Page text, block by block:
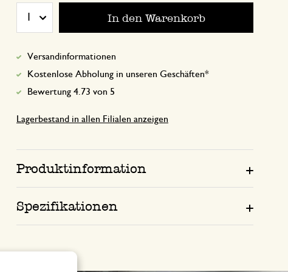
In den Warenkorb
Versandinformationen
Kostenlose Abholung in unseren Geschäften*
Bewertung 4.73 von 5
Lagerbestand in allen Filialen anzeigen
Produktinformation
Spezifikationen
Nur Bewertung, ohne Kommentar